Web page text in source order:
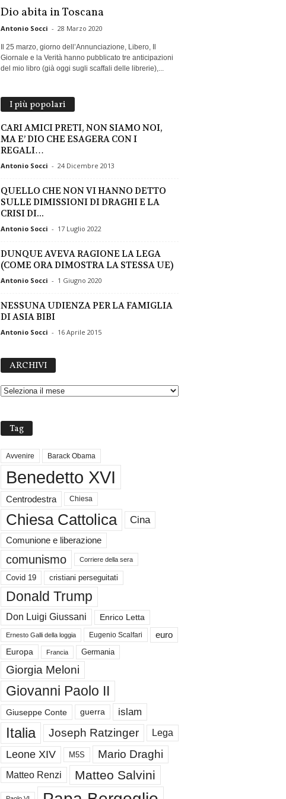
Dio abita in Toscana
Antonio Socci - 28 Marzo 2020
Il 25 marzo, giorno dell’Annunciazione, Libero, Il
Giornale e la Verità hanno pubblicato tre anticipazioni
del mio libro (già oggi sugli scaffali delle librerie),...
I più popolari
CARI AMICI PRETI, NON SIAMO NOI,
MA E’ DIO CHE ESAGERA CON I
REGALI…
Antonio Socci - 24 Dicembre 2013
QUELLO CHE NON VI HANNO DETTO
SULLE DIMISSIONI DI DRAGHI E LA
CRISI DI...
Antonio Socci - 17 Luglio 2022
DUNQUE AVEVA RAGIONE LA LEGA
(COME ORA DIMOSTRA LA STESSA UE)
Antonio Socci - 1 Giugno 2020
NESSUNA UDIENZA PER LA FAMIGLIA
DI ASIA BIBI
Antonio Socci - 16 Aprile 2015
ARCHIVI
H
Tag
Avvenire Barack Obama
Benedetto XVI
Centrodestra Chiesa
Chiesa Cattolica Cina
Comunione e liberazione
comunismo Corriere della sera
Covid 19 cristiani perseguitati
Donald Trump
Don Luigi Giussani Enrico Letta
Ernesto Galli della loggia Eugenio Scalfari euro
Europa Francia Germania
Giorgia Meloni
Giovanni Paolo II
Giuseppe Conte guerra islam
Italia Joseph Ratzinger Lega
Leone XIV M5S Mario Draghi
Matteo Renzi Matteo Salvini